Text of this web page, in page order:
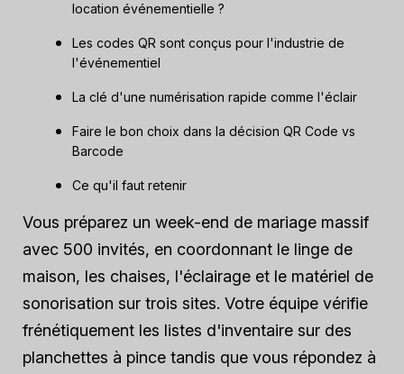
location événementielle ?
Les codes QR sont conçus pour l'industrie de
l'événementiel
La clé d'une numérisation rapide comme l'éclair
Faire le bon choix dans la décision QR Code vs
Barcode
Ce qu'il faut retenir
Vous préparez un week-end de mariage massif
avec 500 invités, en coordonnant le linge de
maison, les chaises, l'éclairage et le matériel de
sonorisation sur trois sites. Votre équipe vérifie
frénétiquement les listes d'inventaire sur des
planchettes à pince tandis que vous répondez à